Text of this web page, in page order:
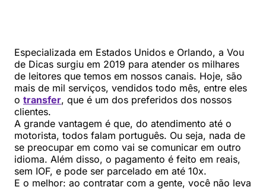
Especializada em Estados Unidos e Orlando, a Vou
de Dicas surgiu em 2019 para atender os milhares
de leitores que temos em nossos canais. Hoje, são
mais de mil serviços, vendidos todo mês, entre eles
o transfer, que é um dos preferidos dos nossos
clientes.
A grande vantagem é que, do atendimento até o
motorista, todos falam português. Ou seja, nada de
se preocupar em como vai se comunicar em outro
idioma. Além disso, o pagamento é feito em reais,
sem IOF, e pode ser parcelado em até 10x.
E o melhor: ao contratar com a gente, você não leva